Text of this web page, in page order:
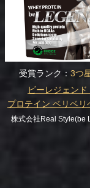
受賞ランク： 3つ
ビーレジェンド
プロテイン ベリベリ
株式会社Real Style(be